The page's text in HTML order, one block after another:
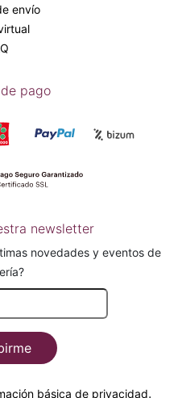
envío
pago
newsletter
novedades y eventos de
básica de privacidad.